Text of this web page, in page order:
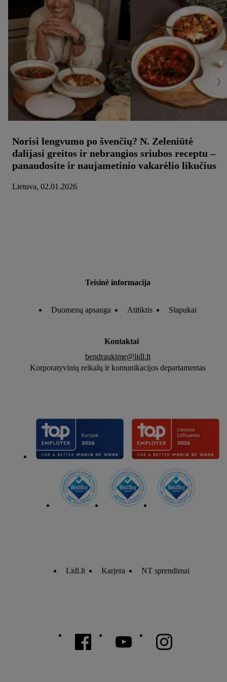
Norisi lengvumo po švenčių? N. Zeleniūtė
dalijasi greitos ir nebrangios sriubos receptu –
panaudosite ir naujametinio vakarėlio likučius
Lietuva, 02.01.2026
Teisinė informacija
Duomenų apsauga Atitiktis Slapukai
Kontaktai
bendraukime@lidl.lt
Korporatyvinių reikalų ir komunikacijos departamentas
Lidl.lt Karjera NT sprendimai